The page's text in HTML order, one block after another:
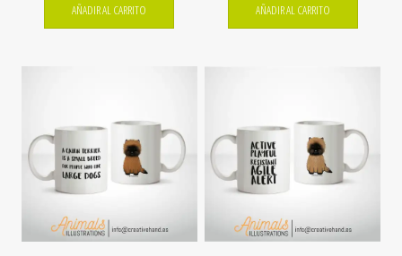
AÑADIR AL CARRITO AÑADIR AL CARRITO